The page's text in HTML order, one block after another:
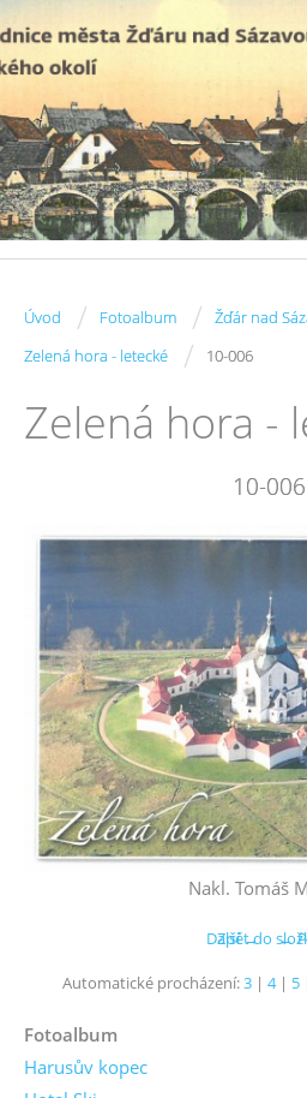
Úvod / Fotoalbum / Žďár nad
Zelená hora - letecké / 10-006
Zelená hora -
10-006
Nakl. Tomáš
←
Další →
Zpět do
Automatické procházení:3 | 4| 5
Fotoalbum
Harusův kopec